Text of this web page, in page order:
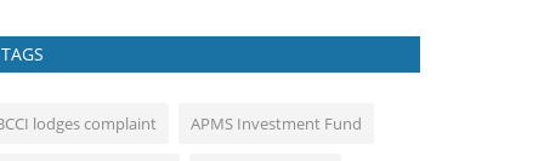
TAGS
lodges complaint APMS Investment Fund